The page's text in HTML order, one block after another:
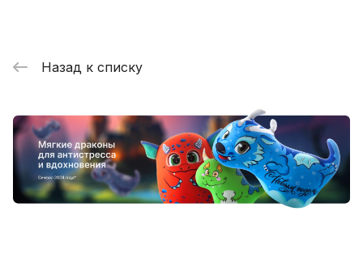
Назад к списку